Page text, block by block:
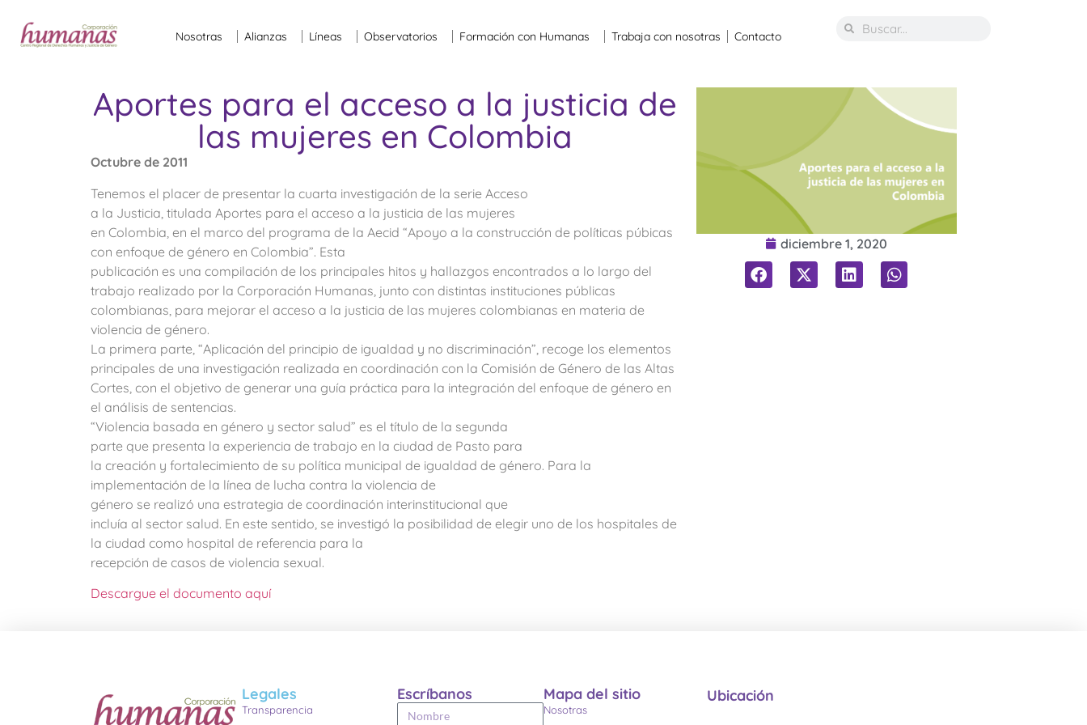
Nosotras Alianzas Líneas Observatorios Formación con Humanas Trabaja con nosotras Contacto
Aportes para el acceso a la justicia de
las mujeres en Colombia
Octubre de 2011
Tenemos el placer de presentar la cuarta investigación de la serie Acceso
a la Justicia, titulada Aportes para el acceso a la justicia de las mujeres
en Colombia, en el marco del programa de la Aecid “Apoyo a la construcción de políticas púbicas
con enfoque de género en Colombia”. Esta
publicación es una compilación de los principales hitos y hallazgos encontrados a lo largo del
trabajo realizado por la Corporación Humanas, junto con distintas instituciones públicas
colombianas, para mejorar el acceso a la justicia de las mujeres colombianas en materia de
violencia de género.
La primera parte, “Aplicación del principio de igualdad y no discriminación”, recoge los elementos
principales de una investigación realizada en coordinación con la Comisión de Género de las Altas
Cortes, con el objetivo de generar una guía práctica para la integración del enfoque de género en
el análisis de sentencias.
“Violencia basada en género y sector salud” es el título de la segunda
parte que presenta la experiencia de trabajo en la ciudad de Pasto para
la creación y fortalecimiento de su política municipal de igualdad de género. Para la
implementación de la línea de lucha contra la violencia de
género se realizó una estrategia de coordinación interinstitucional que
incluía al sector salud. En este sentido, se investigó la posibilidad de elegir uno de los hospitales de
la ciudad como hospital de referencia para la
recepción de casos de violencia sexual.
Descargue el documento aquí
diciembre 1, 2020
Legales
Transparencia
Escríbanos Mapa del sitio
Nosotras
Ubicación